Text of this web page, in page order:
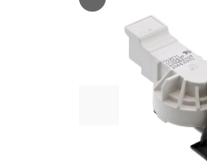
Previous